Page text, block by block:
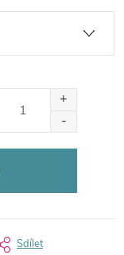
Sdílet